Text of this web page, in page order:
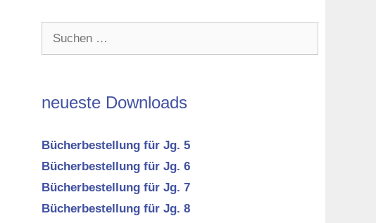
neueste Downloads
Bücherbestellung für Jg. 5
Bücherbestellung für Jg. 6
Bücherbestellung für Jg. 7
Bücherbestellung für Jg. 8